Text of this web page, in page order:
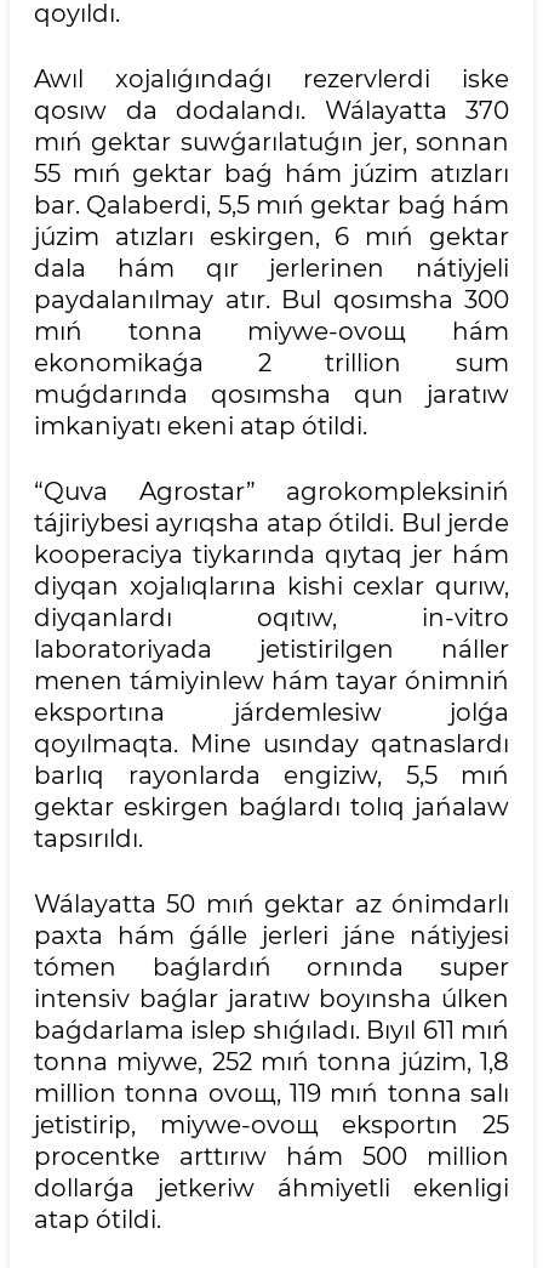
qoyıldı.
Awıl xojalıǵındaǵı rezervlerdi iske
qosıw da dodalandı. Wálayatta 370
mıń gektar suwǵarılatuǵın jer, sonnan
55 mıń gektar baǵ hám júzim atızları
bar. Qalaberdi, 5,5 mıń gektar baǵ hám
júzim atızları eskirgen, 6 mıń gektar
dala hám qır jerlerinen nátiyjeli
paydalanılmay atır. Bul qosımsha 300
mıń tonna miywe-ovoщ hám
ekonomikaǵa 2 trillion sum
muǵdarında qosımsha qun jaratıw
imkaniyatı ekeni atap ótildi.
“Quva Agrostar” agrokompleksiniń
tájiriybesi ayrıqsha atap ótildi. Bul jerde
kooperaciya tiykarında qıytaq jer hám
diyqan xojalıqlarına kishi cexlar qurıw,
diyqanlardı oqıtıw, in-vitro
laboratoriyada jetistirilgen náller
menen támiyinlew hám tayar ónimniń
eksportına járdemlesiw jolǵa
qoyılmaqta. Mine usınday qatnaslardı
barlıq rayonlarda engiziw, 5,5 mıń
gektar eskirgen baǵlardı tolıq jańalaw
tapsırıldı.
Wálayatta 50 mıń gektar az ónimdarlı
paxta hám ǵálle jerleri jáne nátiyjesi
tómen baǵlardıń ornında super
intensiv baǵlar jaratıw boyınsha úlken
baǵdarlama islep shıǵıladı. Bıyıl 611 mıń
tonna miywe, 252 mıń tonna júzim, 1,8
million tonna ovoщ, 119 mıń tonna salı
jetistirip, miywe-ovoщ eksportın 25
procentke arttırıw hám 500 million
dollarǵa jetkeriw áhmiyetli ekenligi
atap ótildi.